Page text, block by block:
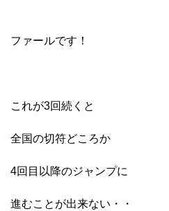
ファールです！
これが3回続くと
全国の切符どころか
4回目以降のジャンプに
進むことが出来ない・・